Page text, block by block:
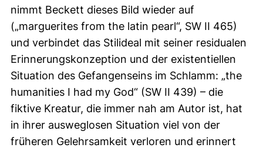
nimmt Beckett dieses Bild wieder auf
(„marguerites from the latin pearl“, SW II 465)
und verbindet das Stilideal mit seiner residualen
Erinnerungskonzeption und der existentiellen
Situation des Gefangenseins im Schlamm: „the
humanities I had my God“ (SW II 439) – die
fiktive Kreatur, die immer nah am Autor ist, hat
in ihrer ausweglosen Situation viel von der
früheren Gelehrsamkeit verloren und erinnert